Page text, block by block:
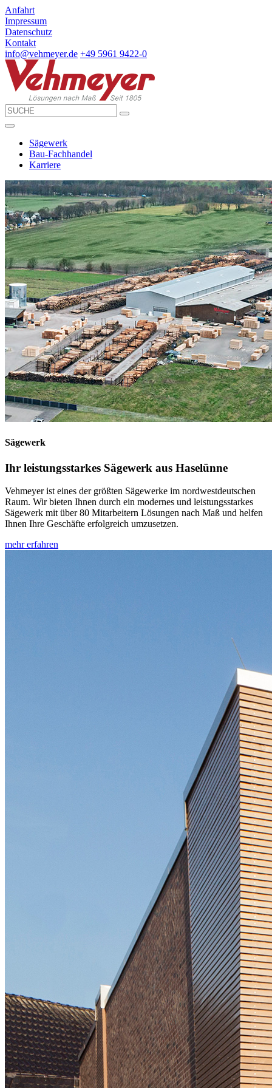
Anfahrt
Impressum
Datenschutz
Kontakt
info@vehmeyer.de +49 5961 9422-0
Sägewerk
Bau-Fachhandel
Karriere
Sägewerk
Ihr leistungsstarkes Sägewerk aus Haselünne
Vehmeyer ist eines der größ­ten Säge­werke im nord­west­deutschen
Raum. Wir bieten Ihnen durch ein modernes und leistungs­starkes
Säge­werk mit über 80 Mit­arbei­tern Lö­sun­gen nach Maß und helfen
Ihnen Ihre Geschäfte er­folg­reich umzusetzen.
mehr erfahren